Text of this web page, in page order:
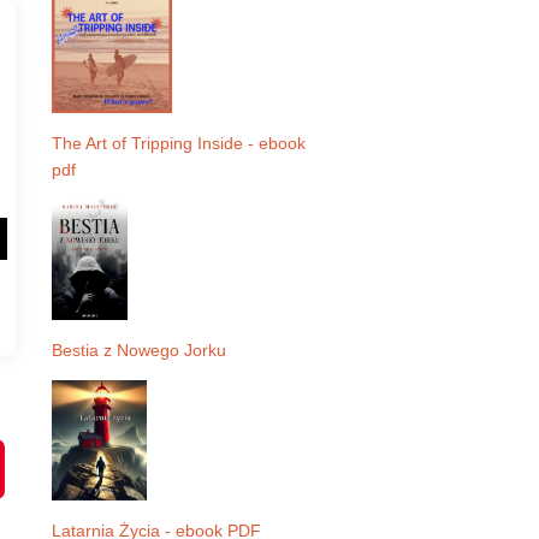
The Art of Tripping Inside - ebook
pdf
Bestia z Nowego Jorku
Latarnia Życia - ebook PDF